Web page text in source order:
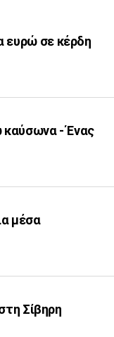
ευρώ σε κέρδη
καύσωνα - Ένας
μέσα
Σίβηρη